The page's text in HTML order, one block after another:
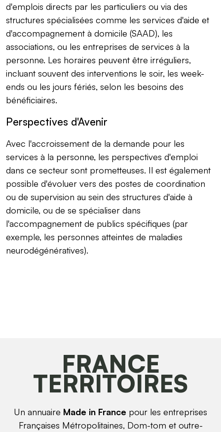
d'emplois directs par les particuliers ou via des
structures spécialisées comme les services d'aide et
d'accompagnement à domicile (SAAD), les
associations, ou les entreprises de services à la
personne. Les horaires peuvent être irréguliers,
incluant souvent des interventions le soir, les week-
ends ou les jours fériés, selon les besoins des
bénéficiaires.
Perspectives d'Avenir
Avec l'accroissement de la demande pour les
services à la personne, les perspectives d'emploi
dans ce secteur sont prometteuses. Il est également
possible d'évoluer vers des postes de coordination
ou de supervision au sein des structures d'aide à
domicile, ou de se spécialiser dans
l'accompagnement de publics spécifiques (par
exemple, les personnes atteintes de maladies
neurodégénératives).
FRANCE
TERRITOIRES
Un annuaire Made in France pour les entreprises
Françaises Métropolitaines, Dom-tom et outre-